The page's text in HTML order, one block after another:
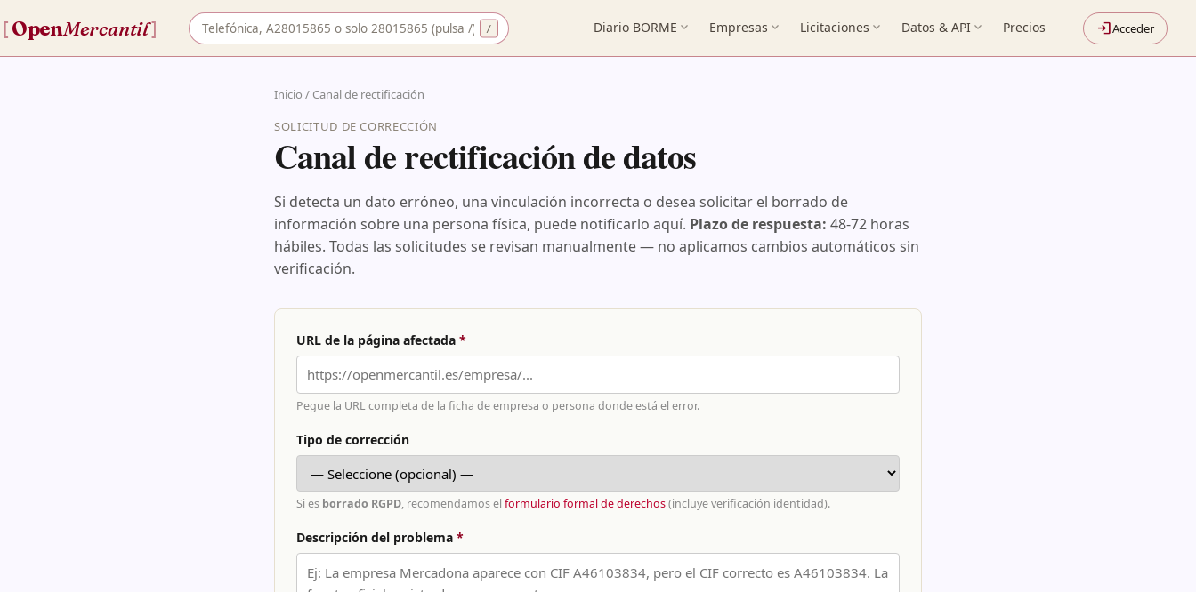
[ OpenMercantil] Buscar empresa por nombre o CIF Diario BORME expand_more Empresas expand_more Licitaciones expand_more Datos & API expand_more Precios loginAcceder
Inicio / Canal de rectificación
SOLICITUD DE CORRECCIÓN
Canal de rectificación de datos
Si detecta un dato erróneo, una vinculación incorrecta o desea solicitar el borrado de
información sobre una persona física, puede notificarlo aquí. Plazo de respuesta: 48-72 horas
hábiles. Todas las solicitudes se revisan manualmente — no aplicamos cambios automáticos sin
verificación.
URL de la página afectada *
Pegue la URL completa de la ficha de empresa o persona donde está el error.
Tipo de corrección
Si es borrado RGPD, recomendamos el formulario formal de derechos(incluye verificación identidad).
Descripción del problema *